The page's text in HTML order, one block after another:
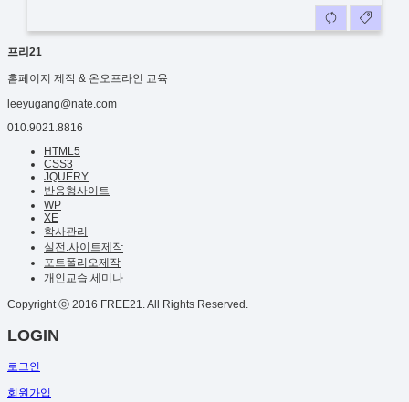
프리21
홈페이지 제작 & 온오프라인 교육
leeyugang@nate.com
010.9021.8816
HTML5
CSS3
JQUERY
반응형사이트
WP
XE
학사관리
실전.사이트제작
포트폴리오제작
개인교습.세미나
Copyright ⓒ 2016 FREE21. All Rights Reserved.
LOGIN
로그인
회원가입